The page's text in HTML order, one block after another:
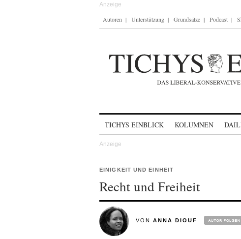
Autoren Unterstützung Grundsätze Podcast
TICHYS EINBLICK KOLUMNEN
EINIGKEIT UND EINHEIT
Recht und Freiheit
VON ANNA DIOUF